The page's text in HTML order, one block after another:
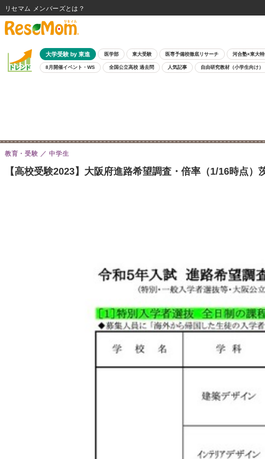
大学受験 by 東進 医学部 東大受験 医専予備校徹底リサーチ 河合塾×東大
8月開催イベント・WS 全国公立高校 過去問 人気記事 自由研究教材（小学生向け）
【高校受験2023】大阪府進路希望調査・倍率（1/16時点
教育・受験 中学生
リセマム メンバーズ